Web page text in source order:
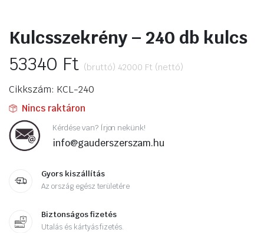
Kulcsszekrény – 240 db kulcs
53340 Ft (bruttó) 42000 Ft (nettó)
Cikkszám: KCL-240
Nincs raktáron
Kérdése van? Írjon nekünk!
info@gauderszerszam.hu
Gyors kiszállítás
Az ország egész területére
Biztonságos fizetés
Utalás és kártyás fizetés.